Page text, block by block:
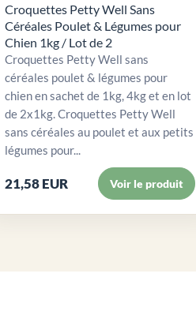
Croquettes Petty Well Sans
Céréales Poulet & Légumes pour
Chien 1kg / Lot de 2
Croquettes Petty Well sans
céréales poulet & légumes pour
chien en sachet de 1kg, 4kg et en lot
de 2x1kg. Croquettes Petty Well
sans céréales au poulet et aux petits
légumes pour...
21,58 EUR Voir le produit